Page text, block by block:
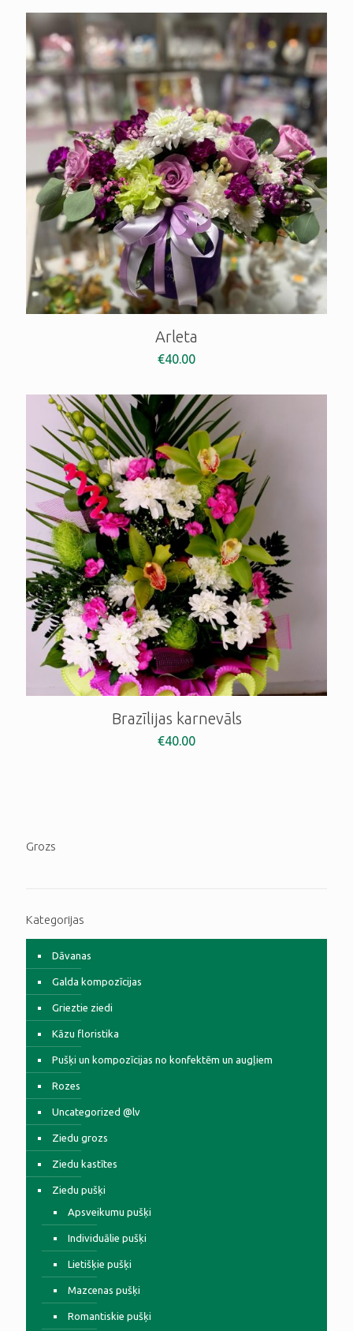
Arleta
€40.00
Brazīlijas karnevāls
€40.00
Grozs
Kategorijas
Dāvanas
Galda kompozīcijas
Grieztie ziedi
Kāzu floristika
Pušķi un kompozīcijas no konfektēm un augļiem
Rozes
Uncategorized @lv
Ziedu grozs
Ziedu kastītes
Ziedu pušķi
Apsveikumu pušķi
Individuālie pušķi
Lietišķie pušķi
Mazcenas pušķi
Romantiskie pušķi